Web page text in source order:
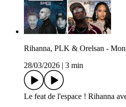
Rihanna, PLK & Orelsan -
28/03/2026 | 3 min
Le feat de l'espace ! Rihanna